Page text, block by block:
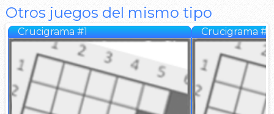
Otros juegos del mismo tipo
Crucigrama #1 Crucigrama #3